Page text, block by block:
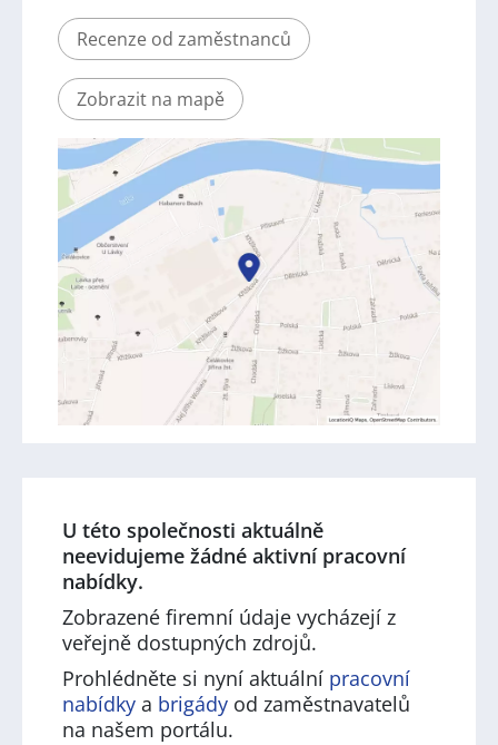
Recenze od zaměstnanců
Zobrazit na mapě
U této společnosti aktuálně
neevidujeme žádné aktivní pracovní
nabídky.
Zobrazené firemní údaje vycházejí z
veřejně dostupných zdrojů.
Prohlédněte si nyní aktuální pracovní
nabídky a brigády od zaměstnavatelů
na našem portálu.